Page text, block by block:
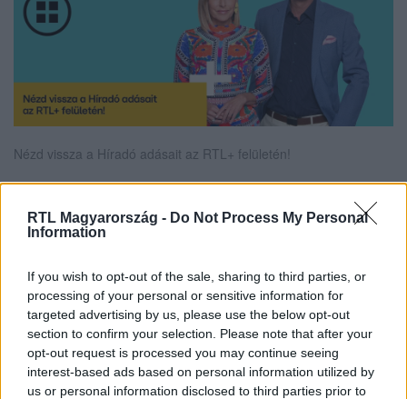
RTL Magyarország - Do Not Process My Personal
Information
If you wish to opt-out of the sale, sharing to third parties, or
processing of your personal or sensitive information for
targeted advertising by us, please use the below opt-out
section to confirm your selection. Please note that after your
opt-out request is processed you may continue seeing
interest-based ads based on personal information utilized by
us or personal information disclosed to third parties prior to
Nézd vissza a Híradó adásait az RTL+ felületén!
Itt állítsd be, hogy az RTL.hu az elsők között